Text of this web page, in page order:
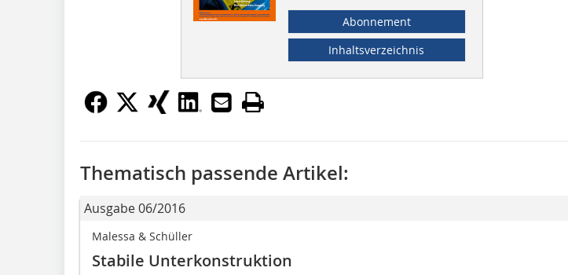
Abonnement
Inhaltsverzeichnis
Thematisch passende Artikel:
Ausgabe 06/2016
Malessa & Schüller
Stabile Unterkonstruktion